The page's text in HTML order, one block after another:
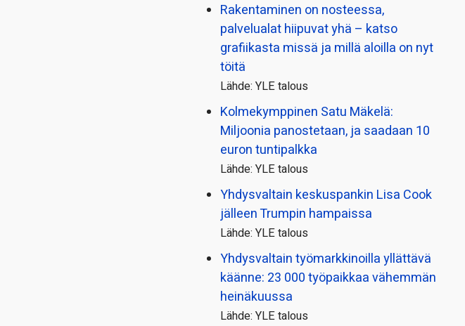
Rakentaminen on nosteessa,
palvelualat hiipuvat yhä – katso
grafiikasta missä ja millä aloilla on nyt
töitä
Lähde: YLE talous
Kolmekymppinen Satu Mäkelä:
Miljoonia panostetaan, ja saadaan 10
euron tuntipalkka
Lähde: YLE talous
Yhdysvaltain keskuspankin Lisa Cook
jälleen Trumpin hampaissa
Lähde: YLE talous
Yhdysvaltain työmarkkinoilla yllättävä
käänne: 23 000 työpaikkaa vähemmän
heinäkuussa
Lähde: YLE talous